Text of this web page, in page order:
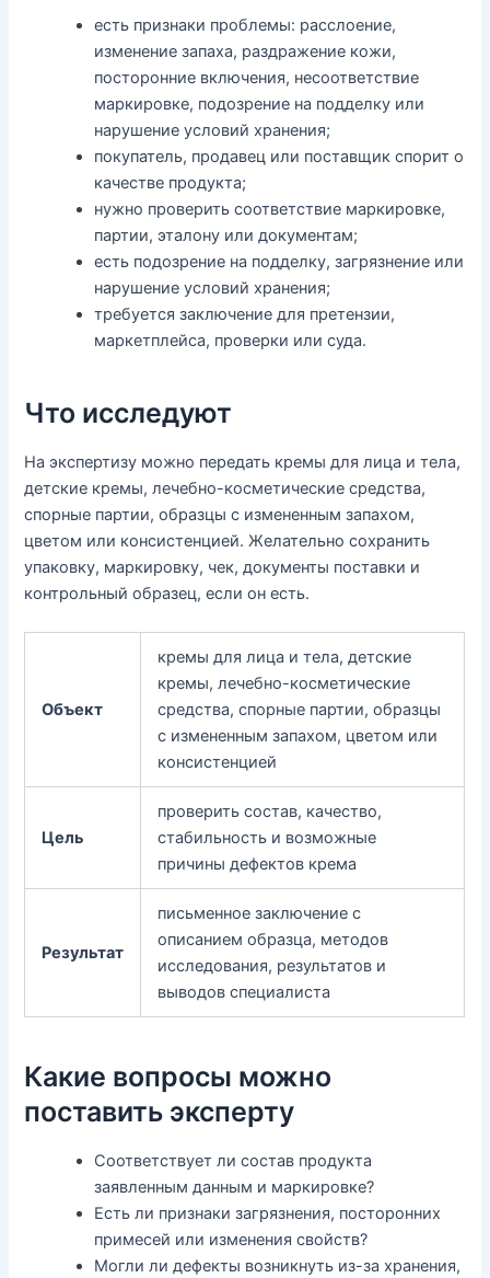
есть признаки проблемы: расслоение,
изменение запаха, раздражение кожи,
посторонние включения, несоответствие
маркировке, подозрение на подделку или
нарушение условий хранения;
покупатель, продавец или поставщик спорит о
качестве продукта;
нужно проверить соответствие маркировке,
партии, эталону или документам;
есть подозрение на подделку, загрязнение или
нарушение условий хранения;
требуется заключение для претензии,
маркетплейса, проверки или суда.
Что исследуют
На экспертизу можно передать кремы для лица и тела,
детские кремы, лечебно-косметические средства,
спорные партии, образцы с измененным запахом,
цветом или консистенцией. Желательно сохранить
упаковку, маркировку, чек, документы поставки и
контрольный образец, если он есть.
Объект
кремы для лица и тела, детские
кремы, лечебно-косметические
средства, спорные партии, образцы
с измененным запахом, цветом или
консистенцией
Цель
проверить состав, качество,
стабильность и возможные
причины дефектов крема
Результат
письменное заключение с
описанием образца, методов
исследования, результатов и
выводов специалиста
Какие вопросы можно
поставить эксперту
Соответствует ли состав продукта
заявленным данным и маркировке?
Есть ли признаки загрязнения, посторонних
примесей или изменения свойств?
Могли ли дефекты возникнуть из-за хранения,